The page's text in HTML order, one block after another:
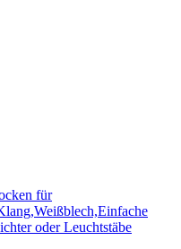
für
oder Leuchtstäbe